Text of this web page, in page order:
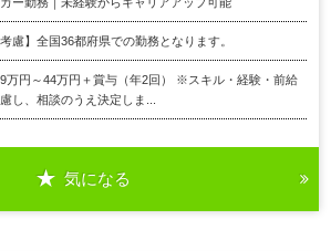
考慮】全国36都府県での勤務となります。
万円～44万円＋賞与（年2回） ※スキル・経験・前給
し、相談のうえ決定しま...
気になる